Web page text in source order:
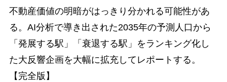
不動産価値の明暗がはっきり分かれる可能性があ
る。AI分析で導き出された2035年の予測人口から
「発展する駅」「衰退する駅」をランキング化し
た大反響企画を大幅に拡充してレポートする。
【完全版】